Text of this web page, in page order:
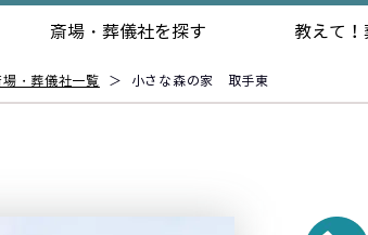
斎場・葬儀社を探す 教えて！
・葬儀社一覧 ＞ 小さな森の家 取手東